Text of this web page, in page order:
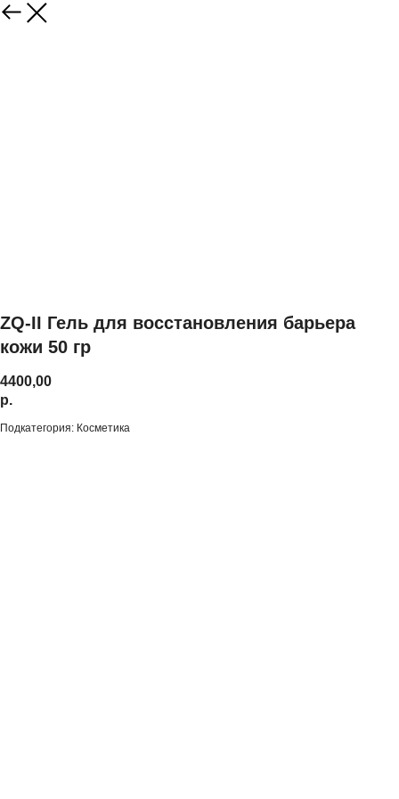
ZQ-II Гель для восстановления барьера
кожи 50 гр
4400,00
р.
Подкатегория: Косметика